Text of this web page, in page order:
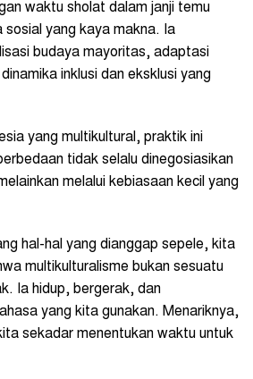
waktu sholat dalam janji temu
sosial yang kaya makna. Ia
budaya mayoritas, adaptasi
inklusi dan eksklusi yang
yang multikultural, praktik ini
tidak selalu dinegosiasikan
melalui kebiasaan kecil yang
hal-hal yang dianggap sepele, kita
multikulturalisme bukan sesuatu
Ia hidup, bergerak, dan
yang kita gunakan. Menariknya,
sekadar menentukan waktu untuk